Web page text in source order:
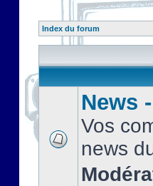
Index du forum
News
Vos
news